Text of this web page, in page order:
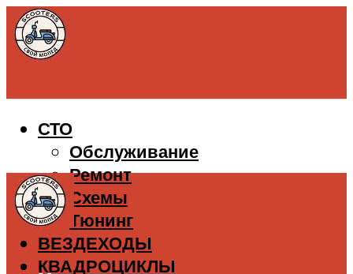
СТО
Обслуживание
Ремонт
Схемы
Тюнинг
ВЕЗДЕХОДЫ
КВАДРОЦИКЛЫ